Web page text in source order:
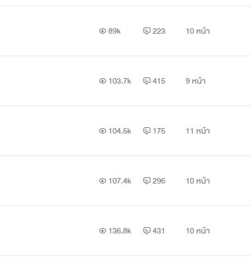
หล่อ รวย เจ้าชู้ แสดงอาการออกอย่างชัดเจน
89k 223 10 หน้า
103.7k 415 9 หน้า
104.5k 175 11 หน้า
107.4k 296 10 หน้า
136.8k 431 10 หน้า